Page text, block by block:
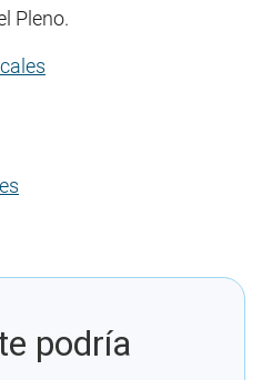
Pleno.
podría